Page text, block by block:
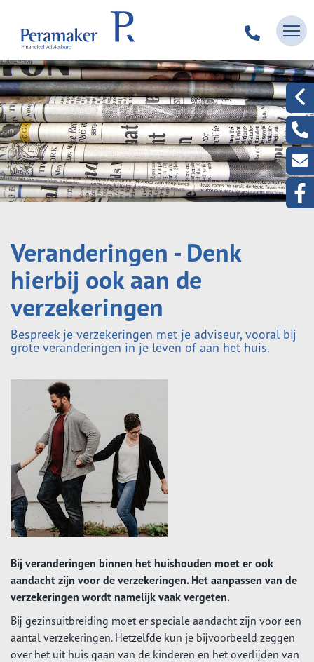
Veranderingen - Denk
hierbij ook aan de
verzekeringen
Bespreek je verzekeringen met je adviseur, vooral bij
grote veranderingen in je leven of aan het huis.
Bij veranderingen binnen het huishouden moet er ook
aandacht zijn voor de verzekeringen. Het aanpassen van de
verzekeringen wordt namelijk vaak vergeten.
Bij gezinsuitbreiding moet er speciale aandacht zijn voor een
aantal verzekeringen. Hetzelfde kun je bijvoorbeeld zeggen
over het uit huis gaan van de kinderen en het overlijden van